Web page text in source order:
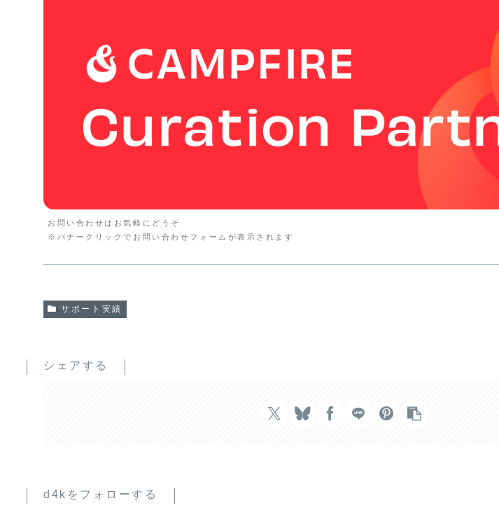
お問い合わせはお気軽にどうぞ
※バナークリックでお問い合わせフォームが表示されます
サポート実績
シェアする
d4kをフォローする